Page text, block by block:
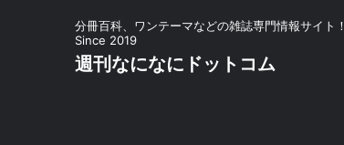
分冊百科、ワンテーマなどの雑誌専門情報サイト！
Since 2019
週刊なになにドットコム